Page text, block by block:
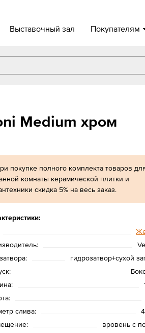
Выставочный зал Покупателям
Medium хром
покупке полного комплекта товаров
комнаты керамической плитки и
скидка 5% на весь заказ.
гидрозатвор+сухой
слива:
вровень с